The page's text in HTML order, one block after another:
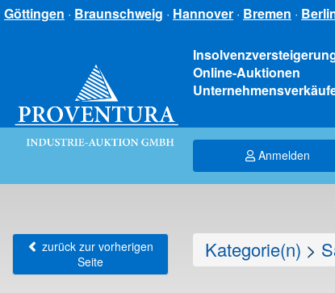
Göttingen · Braunschweig · Hannover · Bremen ·
Online-Auktionen
Anmelden
zurück zur vorherigen
Seite
Kategorie(n) >